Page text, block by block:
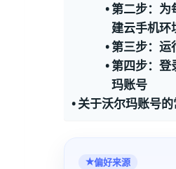
第二步：为
建云手机环
第三步：运
第四步：登
玛账号
关于沃尔玛账号
★偏好来源